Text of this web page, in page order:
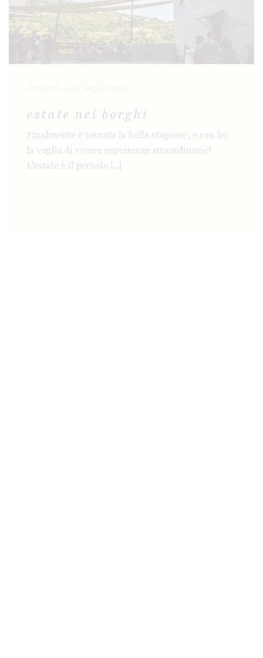
estate nei borghi
Finalmente è tornata la bella stagione, e con lei
la voglia di vivere esperienze straordinarie!
L’estate è il periodo [...]